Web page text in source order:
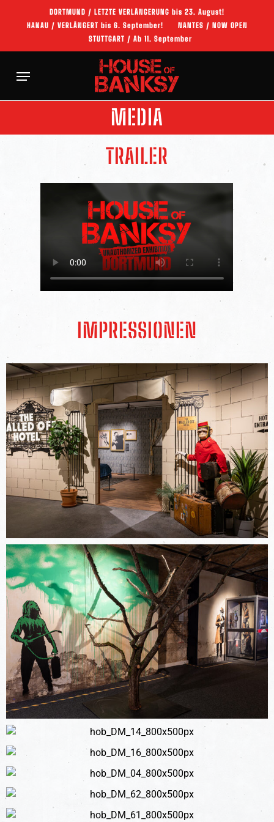
content
DORTMUND / LETZTE VERLÄNGERUNG bis 23. August!
HANAU / VERLÄNGERT bis 6. September!
NANTES / NOW OPEN
STUTTGART / Ab 11. September
Menu
MEDIA
TRAILER
IMPRESSIONEN